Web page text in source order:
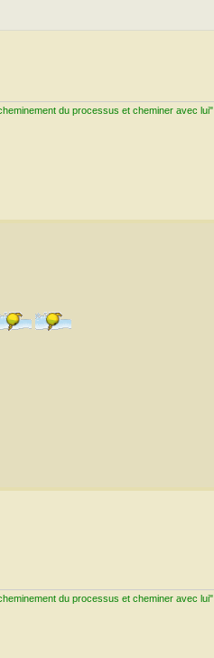
du processus et cheminer avec lui"
du processus et cheminer avec lui"